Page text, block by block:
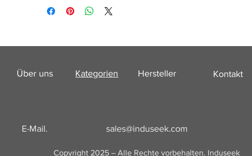
Über uns Kategorien Hersteller Kontakt
E-Mail. sales@induseek.com
Copyright 2025 – Alle Rechte vorbehalten. Induseek